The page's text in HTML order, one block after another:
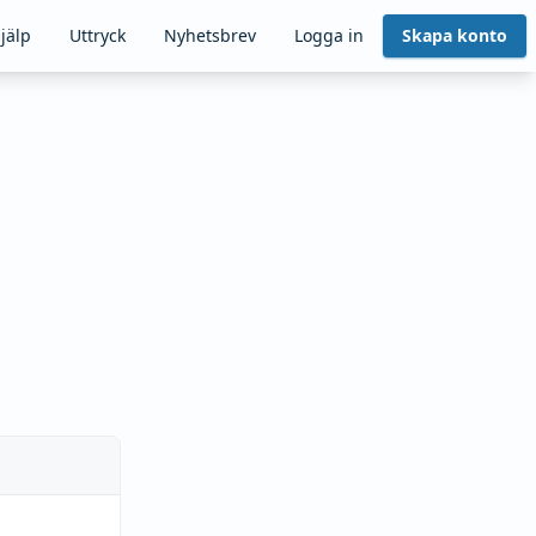
Uttryck Nyhetsbrev Logga in Skapa konto